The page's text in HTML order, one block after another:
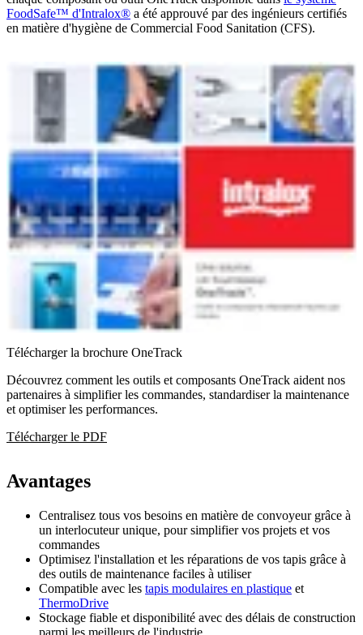
FoodSafe™ d'Intralox® a été approuvé par des ingénieurs certifiés
en matière d'hygiène de Commercial Food Sanitation (CFS).
Télécharger la brochure OneTrack
Découvrez comment les outils et composants OneTrack aident nos
partenaires à simplifier les commandes, standardiser la maintenance
et optimiser les performances.
Télécharger le PDF
Avantages
Centralisez tous vos besoins en matière de convoyeur grâce à
un interlocuteur unique, pour simplifier vos projets et vos
commandes
Optimisez l'installation et les réparations de vos tapis grâce à
des outils de maintenance faciles à utiliser
Compatible avec les tapis modulaires en plastique et
ThermoDrive
Stockage fiable et disponibilité avec des délais de construction
parmi les meilleurs de l'industrie